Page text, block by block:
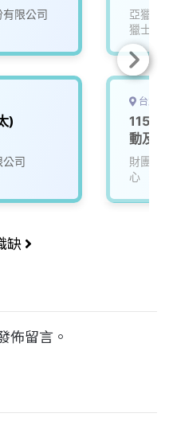
限公司
)
公司
亞獵士
獵士航
台北
動及
財團法
心
缺
佈留言。